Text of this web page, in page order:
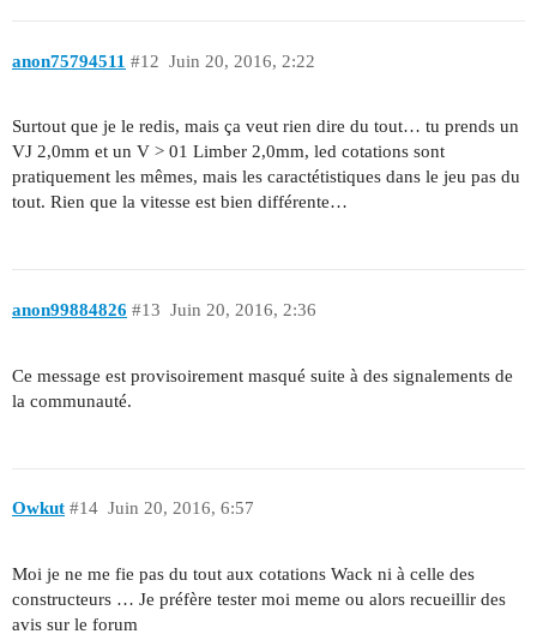
anon75794511 Juin 20, 2016, 2:22
#12
Surtout que je le redis, mais ça veut rien dire du tout… tu prends un
VJ 2,0mm et un V > 01 Limber 2,0mm, led cotations sont
pratiquement les mêmes, mais les caractétistiques dans le jeu pas du
tout. Rien que la vitesse est bien différente…
anon99884826 Juin 20, 2016, 2:36
#13
Ce message est provisoirement masqué suite à des signalements de
la communauté.
Owkut Juin 20, 2016, 6:57
#14
Moi je ne me fie pas du tout aux cotations Wack ni à celle des
constructeurs … Je préfère tester moi meme ou alors recueillir des
avis sur le forum